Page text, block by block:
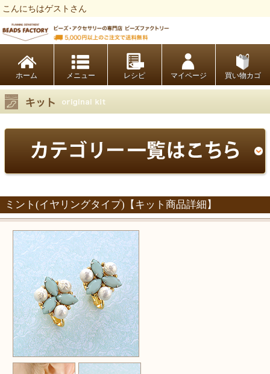
こんにちはゲストさん
ホーム レシピ マイページ 買い物カゴ
ミント(イヤリングタイプ)【キット商品詳細】